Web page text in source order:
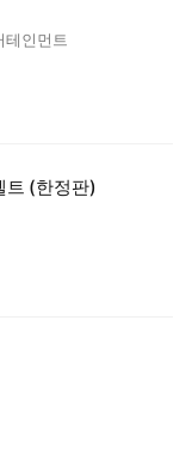
테인먼트
트 (한정판)